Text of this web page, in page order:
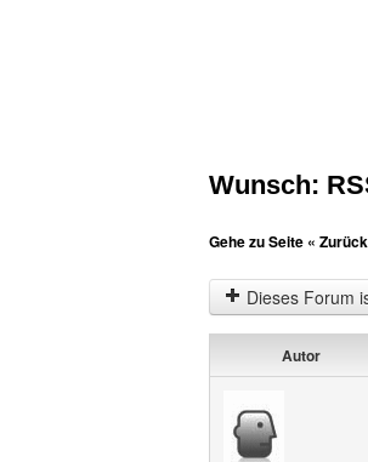
Wunsch:
Gehe zu Seite « Zurück
Dieses Forum
Autor